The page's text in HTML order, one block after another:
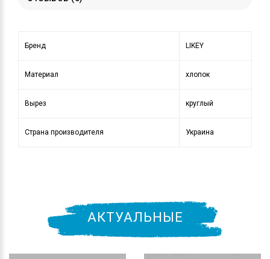
Бренд LIKEY
Материал хлопок
Вырез круглый
Страна производителя Украина
АКТУАЛЬНЫЕ